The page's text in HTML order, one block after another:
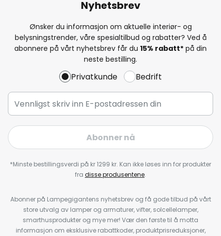
Nyhetsbrev
Ønsker du informasjon om aktuelle interiør- og
belysningstrender, våre spesialtilbud og rabatter? Ved å
abonnere på vårt nyhetsbrev får du 15% rabatt* på din
neste bestilling.
Privatkunde Bedrift
Abonner nå
*Minste bestillingsverdi på kr 1299 kr. Kan ikke løses inn for produkter
fra disse produsentene.
Abonner på Lampegigantens nyhetsbrev og få gode tilbud på vårt
store utvalg av lamper og armaturer, vifter, solcellelamper,
smarthusprodukter og mye mer! Vær den første til å motta
informasjon om eksklusive rabattkoder, produktprisreduksjoner,